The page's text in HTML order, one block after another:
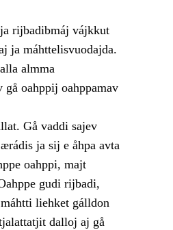
rijbadibmáj vájkkut
ja máhttelisvuodajda.
almma
oahppij oahppamav
Gå vaddi sajev
ja sij e åhpa avta
oahppi, majt
gudi rijbadi,
liehket gálldon
dalloj aj gå